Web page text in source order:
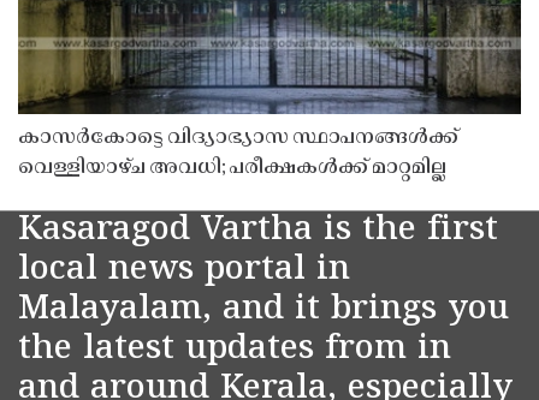
കാസർകോട്ടെ വിദ്യാഭ്യാസ സ്ഥാപനങ്ങൾക്ക്
വെള്ളിയാഴ്ച അവധി; പരീക്ഷകൾക്ക് മാറ്റമില്ല
Kasaragod Vartha is the first
local news portal in
Malayalam, and it brings you
the latest updates from in
and around Kerala, especially